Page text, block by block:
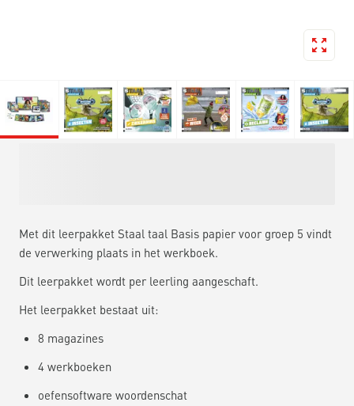
Met dit leerpakket Staal taal Basis papier voor groep 5 vindt
de verwerking plaats in het werkboek.
Dit leerpakket wordt per leerling aangeschaft.
Het leerpakket bestaat uit:
8 magazines
4 werkboeken
oefensoftware woordenschat